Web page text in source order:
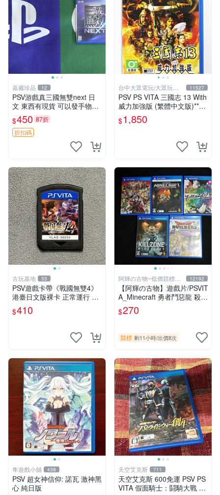
嘉藏珍品 12
PSV游戲真三國無雙next 日
文 東西有現貨 可以發手物品
無質量問題售不退不換
$450 87折
折扣碼
台中大眾電玩/大眾玩具
店
11527
PSV PS VITA 三國志 13 With
威力加強版 (繁體中文版)**
(二手商品)【台中大眾電玩】
$1,850
古玩基地 33
PSV遊戲卡帶《戰國無雙4》
港臺日文版裸卡 正常運行 臺
灣索尼專用 游戲機械玩不了
戰國無雙 4 PSV 港版 卡帶 無
$410
阿輝の古物~低價競標五
六日結標
12192
【阿輝の古物】遊戲片/PSVIT
A_Minecraft 勇者鬥惡龍 殺戮
地帶 英雄傳說 槍彈辯駁 一批
合售_刮痕污漬_1元起標無底
$270
競標 剩11小時/出價8次
隼遊戲小舖 438
PSV 超女神信仰: 諾瓦 激神黑
心 純日版
天空艾克斯 711
天空艾克斯 600免運 PSV PS
VITA 假面騎士：鬪騎大戰 創